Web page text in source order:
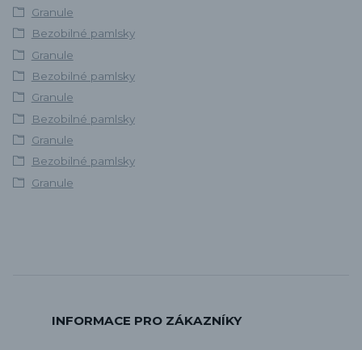
Granule
Bezobilné pamlsky
Granule
Bezobilné pamlsky
Granule
Bezobilné pamlsky
Granule
Bezobilné pamlsky
Granule
INFORMACE PRO ZÁKAZNÍKY